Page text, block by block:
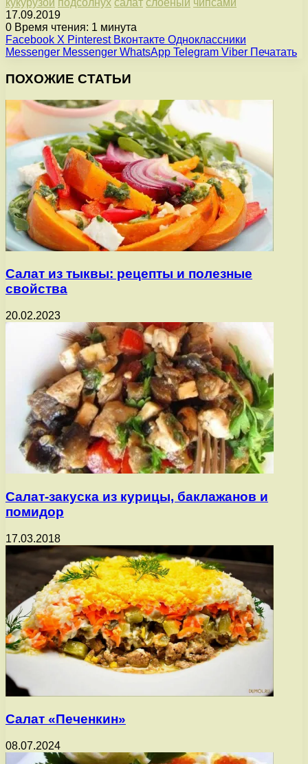
кукурузой подсолнух салат слоеный чипсами
17.09.2019
0 Время чтения: 1 минута
Facebook X Pinterest Вконтакте Одноклассники
Messenger Messenger WhatsApp Telegram Viber Печатать
ПОХОЖИЕ СТАТЬИ
Салат из тыквы: рецепты и полезные
свойства
20.02.2023
Салат-закуска из курицы, баклажанов и
помидор
17.03.2018
Салат «Печенкин»
08.07.2024